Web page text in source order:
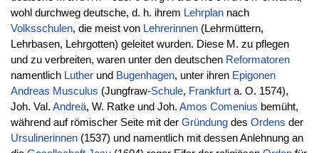
wohl durchweg deutsche, d. h. ihrem Lehrplannach
Volksschulen, die meist von Lehrerinnen(Lehrmüttern,
Lehrbasen, Lehrgotten) geleitet wurden. Diese M. zu pflegen
und zu verbreiten, waren unter den deutschen Reformatoren
namentlich Lutherund Bugenhagen, unter ihren Epigonen
Andreas Musculus (Jungfraw-Schule, Frankfurta. O. 1574),
Joh. Val. Andreä, W. Ratke und Joh. Amos Comenius bemüht,
während auf römischer Seite mit der Gründungdes Ordens der
Ursulinerinnen(1537) und namentlich mit dessen Anlehnung an